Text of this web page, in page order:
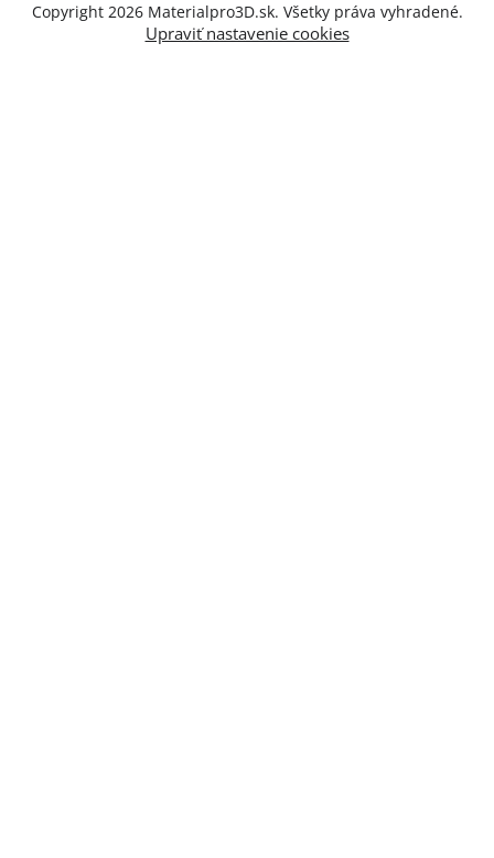
Copyright 2026 Materialpro3D.sk. Všetky práva vyhradené.
Upraviť nastavenie cookies